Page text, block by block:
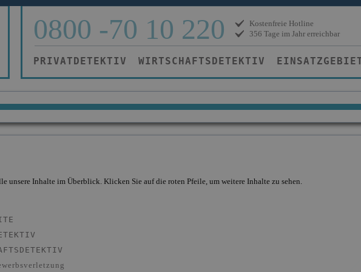
0800 -70 10 220
Kostenfreie Hotline
356 Tage im Jahr erreichbar
PRIVATDETEKTIV WIRTSCHAFTSDETEKTIV
unsere Inhalte im Überblick. Klicken Sie auf die roten Pfeile, um weitere Inhalte zu sehen.
& Treuetest
beim Partnertest in Bielefeld
& Ehebruch